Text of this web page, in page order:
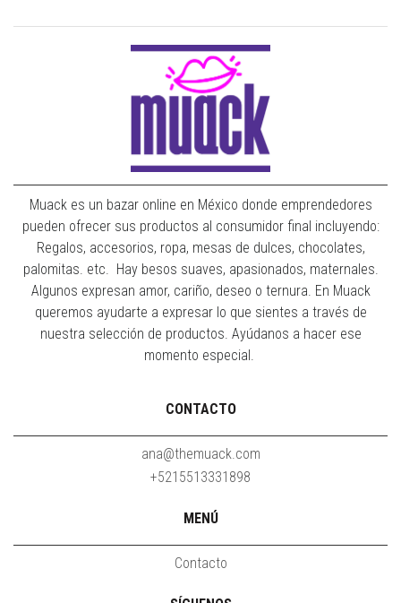
Muack es un bazar online en México donde emprendedores
pueden ofrecer sus productos al consumidor final incluyendo:
Regalos, accesorios, ropa, mesas de dulces, chocolates,
palomitas. etc. Hay besos suaves, apasionados, maternales.
Algunos expresan amor, cariño, deseo o ternura. En Muack
queremos ayudarte a expresar lo que sientes a través de
nuestra selección de productos. Ayúdanos a hacer ese
momento especial.
CONTACTO
ana@themuack.com
+5215513331898
MENÚ
Contacto